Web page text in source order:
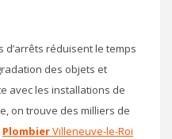
réduisent le temps
des objets et
avec les installations de
on trouve des milliers de
PlombierVilleneuve-le-Roi